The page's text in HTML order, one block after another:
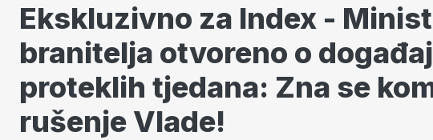
Ekskluzivno za Index -
branitelja otvoreno o
proteklih tjedana: Zna se
rušenje Vlade!